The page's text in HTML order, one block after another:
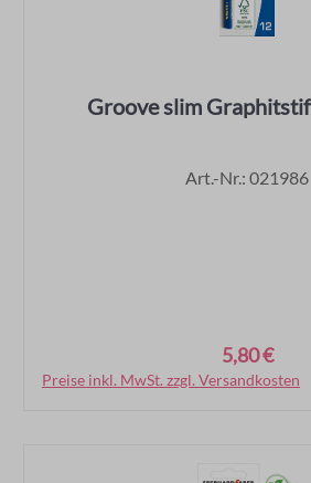
Groove slim
Art.-Nr.: 021986
5,80 €
Preise inkl. MwSt. zzgl. Versandkosten
In den Warenkorb